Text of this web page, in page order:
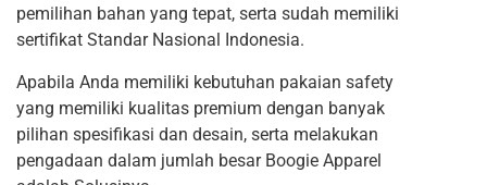
pemilihan bahan yang tepat, serta sudah memiliki
sertifikat Standar Nasional Indonesia.
Apabila Anda memiliki kebutuhan pakaian safety
yang memiliki kualitas premium dengan banyak
pilihan spesifikasi dan desain, serta melakukan
pengadaan dalam jumlah besar Boogie Apparel